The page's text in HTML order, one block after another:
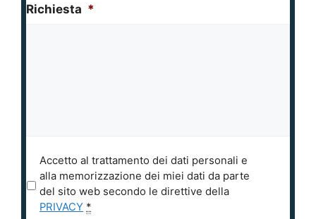
Richiesta *
i
Accetto al trattamento dei dati personali e
alla memorizzazione dei miei dati da parte
del sito web secondo le direttive della
PRIVACY *